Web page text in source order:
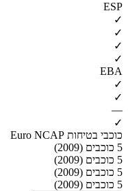
ESP
✓
✓
✓
✓
EBA
✓
✓
—
✓
כוכבי בטיחות Euro NCAP
5 כוכבים (2009)
5 כוכבים (2009)
5 כוכבים (2009)
5 כוכבים (2009)